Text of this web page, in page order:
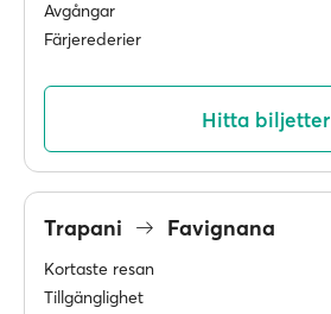
Avgångar
Färjerederier
Hitta biljetter
Trapani Favignana
Kortaste resan
Tillgänglighet